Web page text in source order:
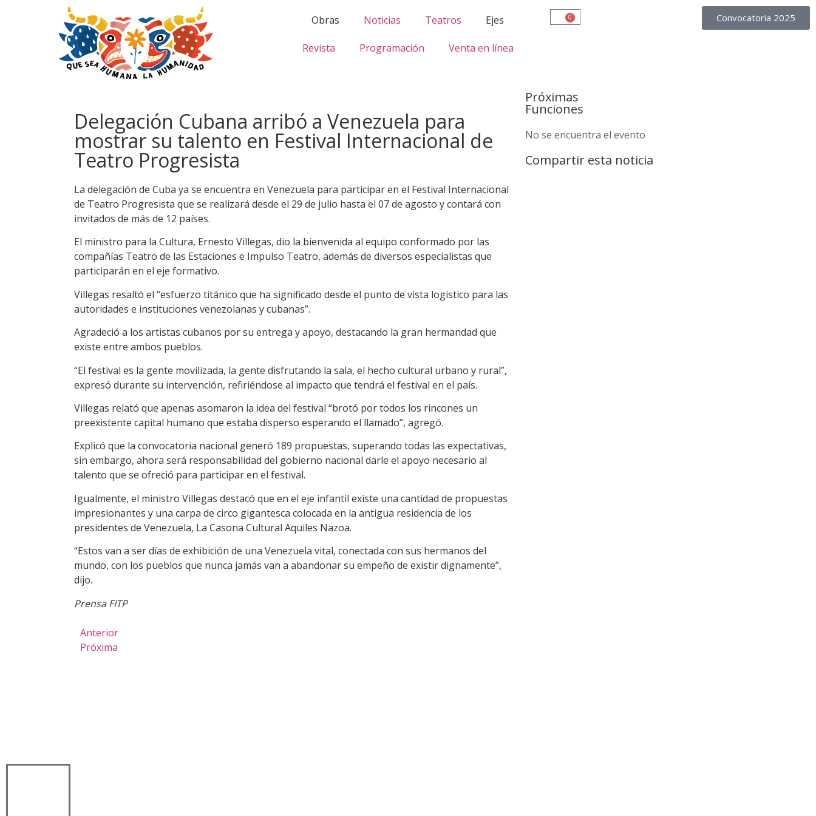
Obras Noticias Teatros Ejes
Revista Programación Venta en línea
Convocatoria 2025
0
Delegación Cubana arribó a Venezuela para
mostrar su talento en Festival Internacional de
Teatro Progresista
La delegación de Cuba ya se encuentra en Venezuela para participar en el Festival Internacional
de Teatro Progresista que se realizará desde el 29 de julio hasta el 07 de agosto y contará con
invitados de más de 12 países.
El ministro para la Cultura, Ernesto Villegas, dio la bienvenida al equipo conformado por las
compañías Teatro de las Estaciones e Impulso Teatro, además de diversos especialistas que
participarán en el eje formativo.
Villegas resaltó el “esfuerzo titánico que ha significado desde el punto de vista logístico para las
autoridades e instituciones venezolanas y cubanas”.
Agradeció a los artistas cubanos por su entrega y apoyo, destacando la gran hermandad que
existe entre ambos pueblos.
“El festival es la gente movilizada, la gente disfrutando la sala, el hecho cultural urbano y rural”,
expresó durante su intervención, refiriéndose al impacto que tendrá el festival en el país.
Villegas relató que apenas asomaron la idea del festival “brotó por todos los rincones un
preexistente capital humano que estaba disperso esperando el llamado”, agregó.
Explicó que la convocatoria nacional generó 189 propuestas, superando todas las expectativas,
sin embargo, ahora será responsabilidad del gobierno nacional darle el apoyo necesario al
talento que se ofreció para participar en el festival.
Igualmente, el ministro Villegas destacó que en el eje infantil existe una cantidad de propuestas
impresionantes y una carpa de circo gigantesca colocada en la antigua residencia de los
presidentes de Venezuela, La Casona Cultural Aquiles Nazoa.
“Estos van a ser días de exhibición de una Venezuela vital, conectada con sus hermanos del
mundo, con los pueblos que nunca jamás van a abandonar su empeño de existir dignamente”,
dijo.
Prensa FITP
Próximas
Funciones
No se encuentra el evento
Compartir esta noticia
Anterior
Próxima